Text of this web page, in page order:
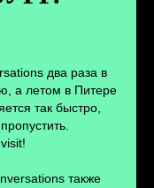
два раза в
а летом в Питере
так быстро,
также